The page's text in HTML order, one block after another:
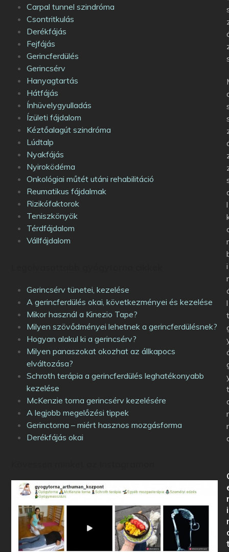
Carpal tunnel szindróma
Csontritkulás
Derékfájás
Fejfájás
Gerincferdülés
Gerincsérv
Hanyagtartás
Hátfájás
Ínhüvelygyulladás
Ízületi fájdalom
Kéztőalagút szindróma
Lúdtalp
Nyakfájás
Nyiroködéma
Onkológiai műtét utáni rehabilitáció
Reumatikus fájdalmak
Rizikófaktorok
Teniszkönyök
Térdfájdalom
Vállfájdalom
Gerincsérv tünetei, kezelése
A gerincferdülés okai, következményei és kezelése
Mikor használ a Kinezio Tape?
Milyen szövődményei lehetnek a gerincferdülésnek?
Hogyan alakul ki a gerincsérv?
Milyen panaszokat okozhat az állkapocs
elváltozása?
Schroth terápia a gerincferdülés leghatékonyabb
kezelése
McKenzie torna gerincsérv kezelésére
A legjobb megelőzési tippek
Gerinctorna – miért hasznos mozgásforma
Derékfájás okai
l
i
l
r
i